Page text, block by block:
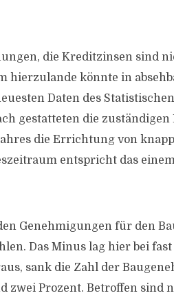
die Kreditzinsen sind
hierzulande könnte in
Daten des
gestatteten die zuständigen
die Errichtung von
entspricht das
Genehmigungen für den
Das Minus lag hier bei fast
sank die Zahl der
Prozent. Betroffen sind